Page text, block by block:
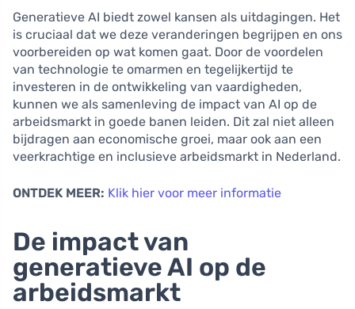
Generatieve AI biedt zowel kansen als uitdagingen. Het
is cruciaal dat we deze veranderingen begrijpen en ons
voorbereiden op wat komen gaat. Door de voordelen
van technologie te omarmen en tegelijkertijd te
investeren in de ontwikkeling van vaardigheden,
kunnen we als samenleving de impact van AI op de
arbeidsmarkt in goede banen leiden. Dit zal niet alleen
bijdragen aan economische groei, maar ook aan een
veerkrachtige en inclusieve arbeidsmarkt in Nederland.
ONTDEK MEER: Klik hier voor meer informatie
De impact van
generatieve AI op de
arbeidsmarkt